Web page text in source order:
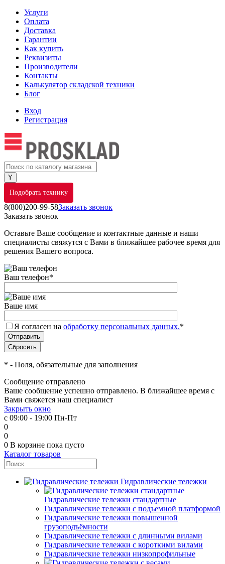
Услуги
Оплата
Доставка
Гарантии
Как купить
Реквизиты
Производители
Контакты
Калькулятор складской техники
Блог
Вход
Регистрация
Подобрать технику
8(800)200-99-58Заказать звонок
Заказать звонок
Оставьте Ваше сообщение и контактные данные и наши
специалисты свяжутся с Вами в ближайшее рабочее время для
решения Вашего вопроса.
Ваш телефон*
Ваше имя
Я согласен на обработку персональных данных.*
* - Поля, обязательные для заполнения
Сообщение отправлено
Ваше сообщение успешно отправлено. В ближайшее время с
Вами свяжется наш специалист
Закрыть окно
с 09:00 - 19:00 Пн-Пт
0
0
0 В корзине пока пусто
Каталог товаров
Гидравлические тележки
Гидравлические тележки стандартные
Гидравлические тележки с подъемной платформой
Гидравлические тележки повышенной
грузоподъёмности
Гидравлические тележки с длинными вилами
Гидравлические тележки с короткими вилами
Гидравлические тележки низкопрофильные